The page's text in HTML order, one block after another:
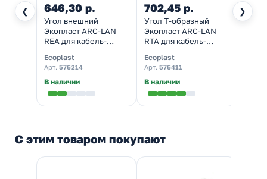
❮ ❯
646,30 р.
Угол внешний
Экопласт ARC-LAN
REA для кабель-
изменяемый
Ecoplast
Арт. 576214
В наличии
702,45 р.
Угол Т-образный
Экопласт ARC-LAN
RTA для кабель-
задней стенкой и
разделителями
Ecoplast
Арт. 576411
В наличии
Угол
С этим товаром покупают